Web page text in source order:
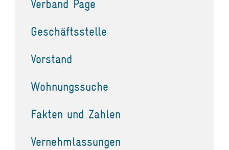
Verband Page
Geschäftsstelle
Vorstand
Wohnungssuche
Fakten und Zahlen
Vernehmlassungen